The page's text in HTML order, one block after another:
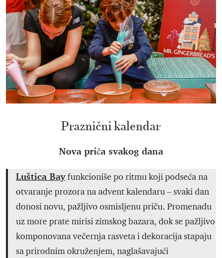
Praznični kalendar
Nova priča svakog dana
Luštica Bayfunkcioniše po ritmu koji podseća na
otvaranje prozora na advent kalendaru – svaki dan
donosi novu, pažljivo osmisljenu priču. Promenadu
uz more prate mirisi zimskog bazara, dok se pažljivo
komponovana večernja rasveta i dekoracija stapaju
sa prirodnim okruženjem, naglašavajući